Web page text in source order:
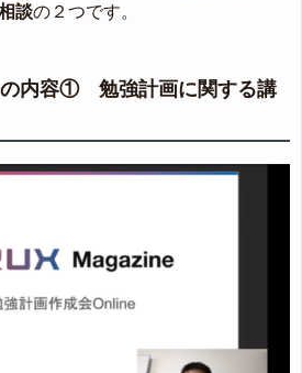
談の２つです。
の内容① 勉強計画に関する講